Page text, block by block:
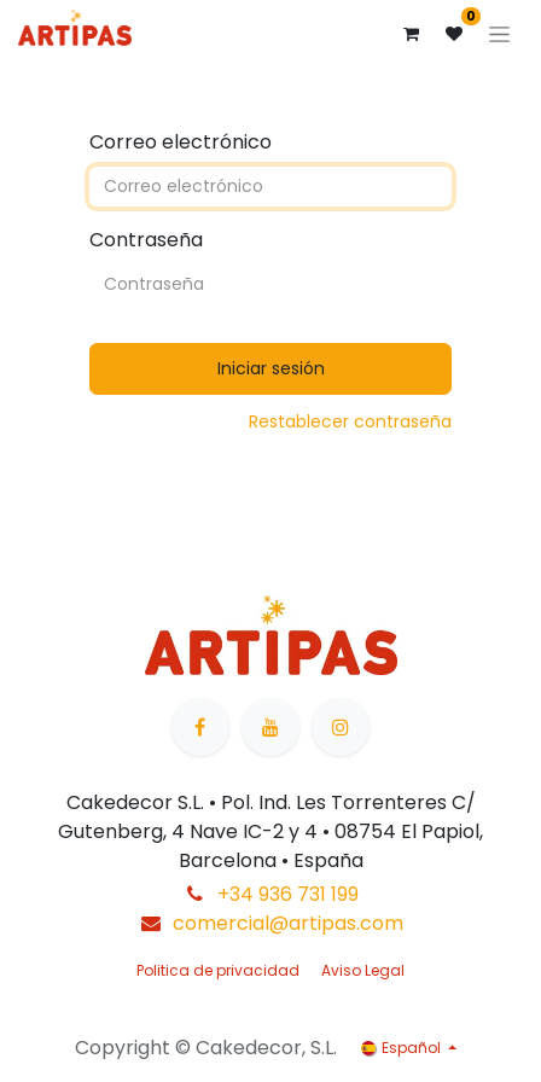
0
Correo electrónico
Contraseña
Iniciar sesión
Restablecer contraseña
Cakedecor S.L. • Pol. Ind. Les Torrenteres C/
Gutenberg, 4 Nave IC-2 y 4 • 08754 El Papiol,
Barcelona • España
+34 936 731 199
comercial@artipas.com
Politica de privacidad Aviso Legal
Copyright © Cakedecor, S.L. Español